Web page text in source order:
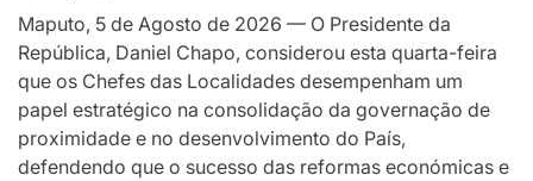
MOÇAMBIQUE
Maputo, 5 de Agosto de 2026 — O Presidente da
República, Daniel Chapo, considerou esta quarta-feira
que os Chefes das Localidades desempenham um
papel estratégico na consolidação da governação de
proximidade e no desenvolvimento do País,
defendendo que o sucesso das reformas económicas e